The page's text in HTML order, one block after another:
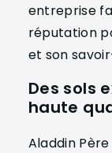
entreprise
réputation
et son
Des sols
haute
Aladdin